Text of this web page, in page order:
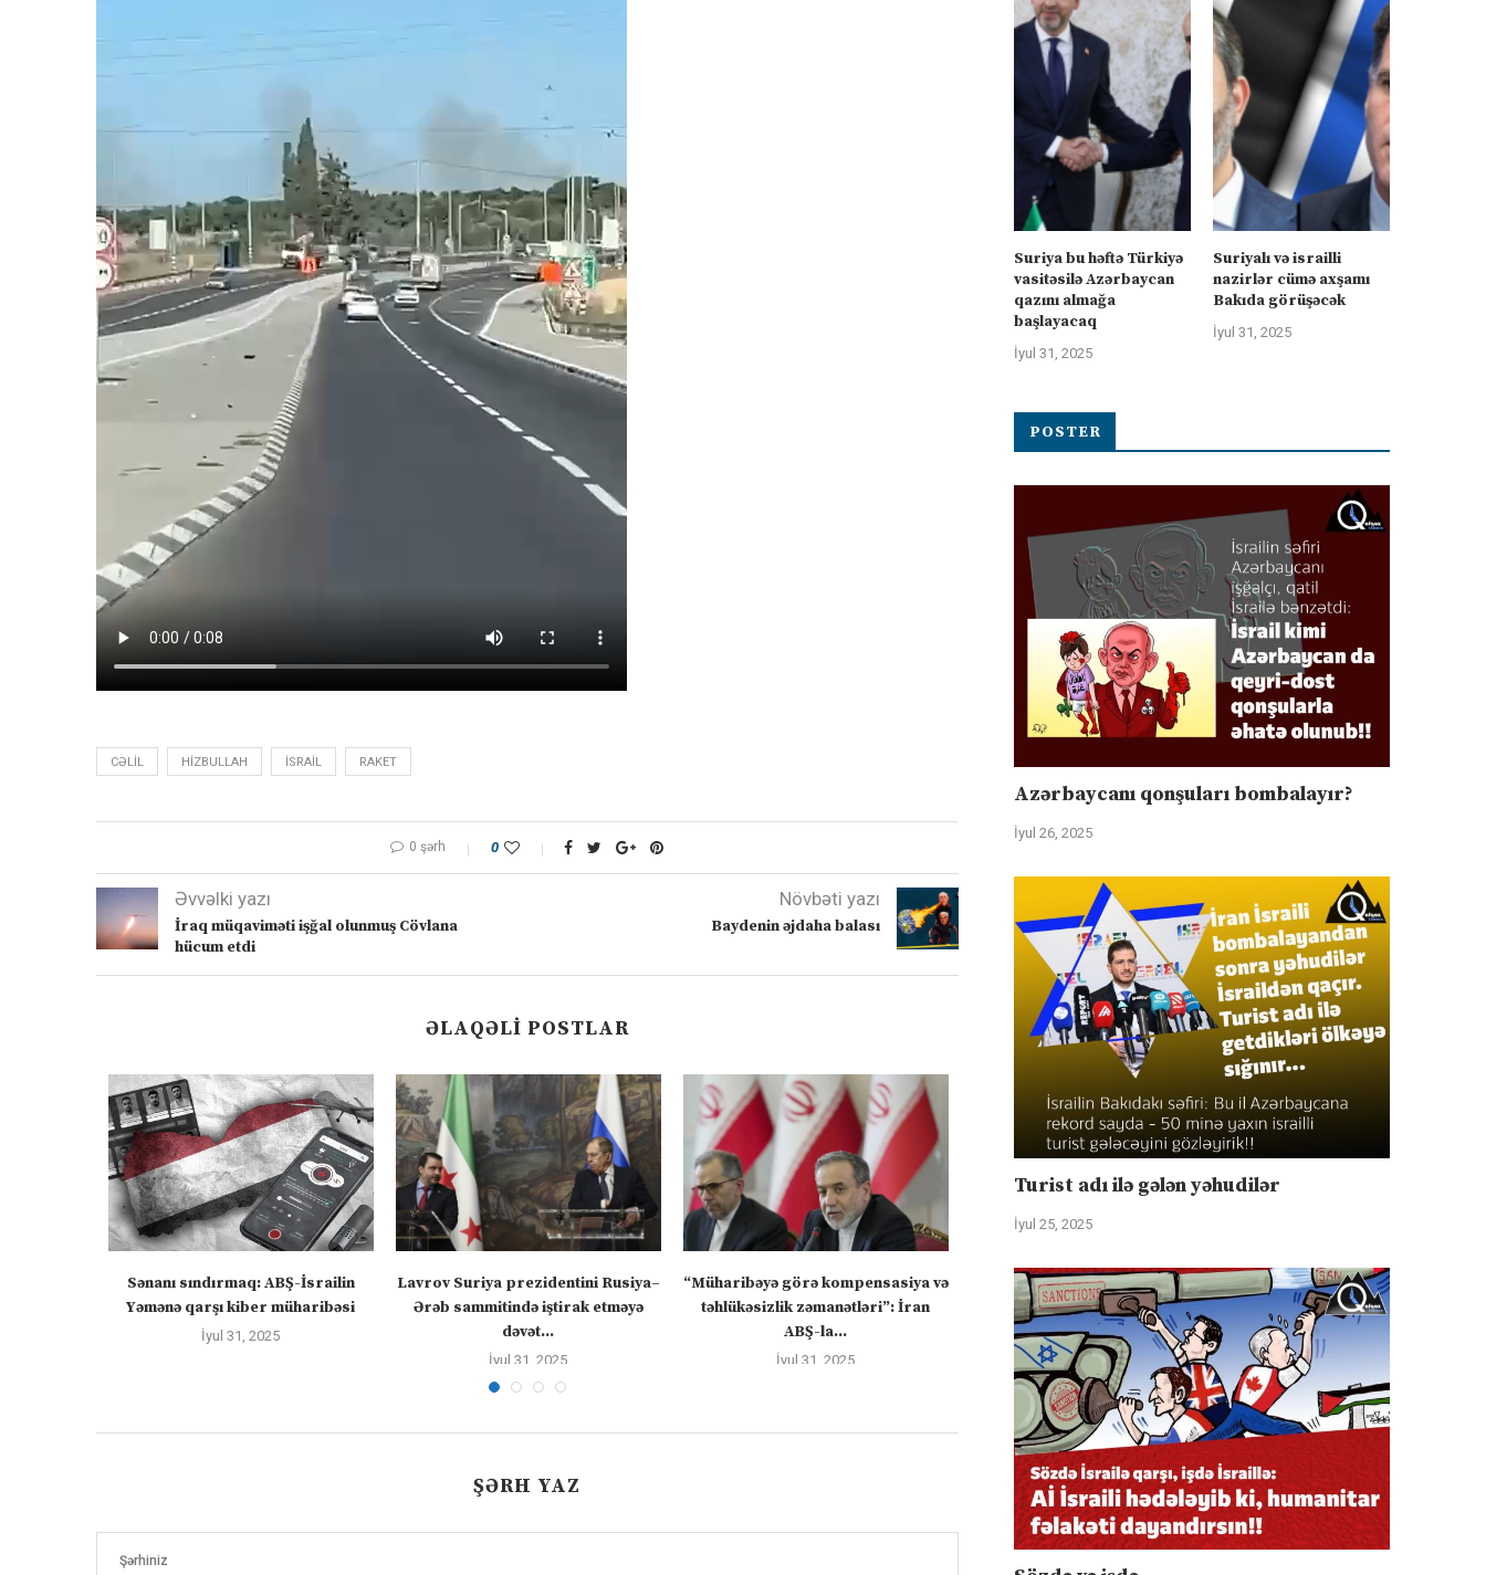
CƏLIL HIZBULLAH ISRAIL RAKET
0 şərh 0
Əvvəlki yazı
İraq müqaviməti işğal olunmuş Cövlana
hücum etdi
Növbəti yazı
Baydenin əjdaha balası
ƏLAQƏLI POSTLAR
Sənanı sındırmaq: ABŞ-İsrailin
Yəmənə qarşı kiber müharibəsi
İyul 31, 2025
Lavrov Suriya prezidentini Rusiya–
Ərəb sammitində iştirak etməyə
dəvət...
İyul 31, 2025
“Müharibəyə görə kompensasiya və
təhlükəsizlik zəmanətləri”: İran
ABŞ-la...
İyul 31, 2025
İsrail “Gideonun Arabaları”
əməliyyatı zəiflədikcə şimal
Qəzzadan qoşunlarını...
İyul 31, 2025
Kanadanın İsrailə silah
hökumətin qadağasına
ŞƏRH YAZ
Suriya bu həftə Türkiyə
vasitəsilə Azərbaycan
qazını almağa
başlayacaq
İyul 31, 2025
Suriyalı və israilli
nazirlər cümə axşamı
Bakıda görüşəcək
İyul 31, 2025
POSTER
Azərbaycanı qonşuları bombalayır?
İyul 26, 2025
Turist adı ilə gələn yəhudilər
İyul 25, 2025